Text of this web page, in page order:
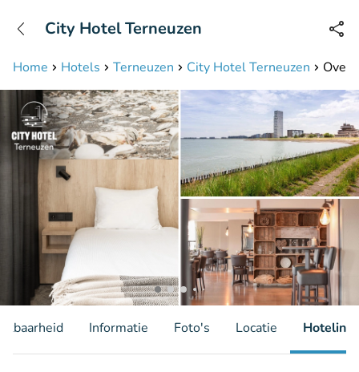
Bereikbaar tot 23:00 uur
Home Hotels Terneuzen City Hotel Terneuzen
City Hotel Terneuzen
Informatie Foto's Locatie Hotelinfo